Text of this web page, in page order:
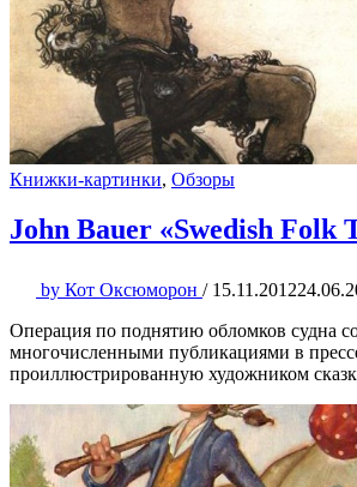
Книжки-картинки, Обзоры
John Bauer «Swedish Folk
by Кот Оксюморон / 15.11.2012
Операция по поднятию обломков судна
многочисленными публикациями в
проиллюстрированную художником